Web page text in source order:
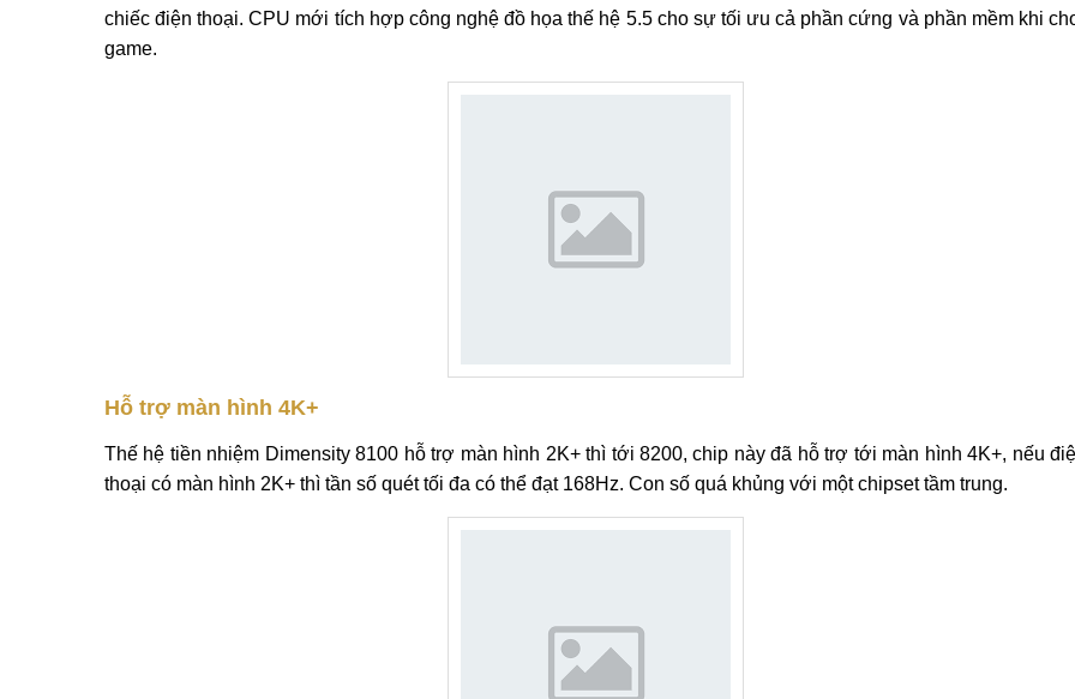
chiếc điện thoại. CPU mới tích hợp công nghệ đồ họa thế hệ 5.5 cho sự tối ưu cả phần cứng và phần mềm khi
game.
Hỗ trợ màn hình 4K+
Thế hệ tiền nhiệm Dimensity 8100 hỗ trợ màn hình 2K+ thì tới 8200, chip này đã hỗ trợ tới màn hình 4K+, nếu
thoại có màn hình 2K+ thì tần số quét tối đa có thể đạt 168Hz. Con số quá khủng với một chipset tầm trung.